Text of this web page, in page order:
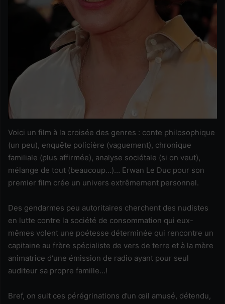
Voici un film à la croisée des genres : conte philosophique
(un peu), enquête policière (vaguement), chronique
familiale (plus affirmée), analyse sociétale (si on veut),
mélange de tout (beaucoup…)… Erwan Le Duc pour son
premier film crée un univers extrêmement personnel.
Des gendarmes peu autoritaires cherchent des nudistes
en lutte contre la société de consommation qui eux-
mêmes volent une poétesse déterminée qui rencontre un
capitaine au frère spécialiste de vers de terre et à la mère
animatrice d‘une émission de radio ayant pour seul
auditeur sa propre famille…!
Bref, on suit ces pérégrinations d’un œil amusé, détendu,